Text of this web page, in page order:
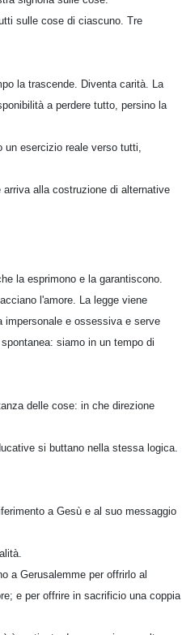
sulle cose di ciascuno. Tre
la trascende. Diventa carità. La
a perdere tutto, persino la
un esercizio reale verso tutti,
alla costruzione di alternative
la esprimono e la garantiscono.
l'amore. La legge viene
impersonale e ossessiva e serve
siamo in un tempo di
delle cose: in che direzione
si buttano nella stessa logica.
a Gesù e al suo messaggio
a Gerusalemme per offrirlo al
e per offrire in sacrificio una coppia